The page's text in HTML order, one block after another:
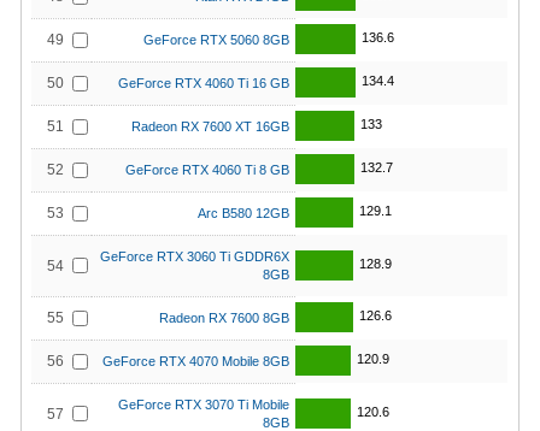
49 GeForce RTX 5060 8GB 136.6
50 GeForce RTX 4060 Ti 16 GB 134.4
51 Radeon RX 7600 XT 16GB 133
52 GeForce RTX 4060 Ti 8 GB 132.7
53 Arc B580 12GB 129.1
54
GeForce RTX 3060 Ti GDDR6X
8GB
128.9
55 Radeon RX 7600 8GB 126.6
56 GeForce RTX 4070 Mobile 8GB 120.9
57
GeForce RTX 3070 Ti Mobile
8GB
120.6